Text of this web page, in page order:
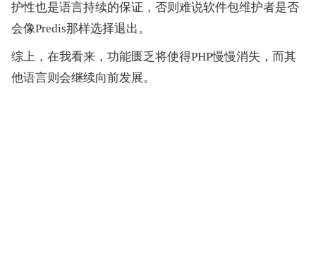
护性也是语言持续的保证，否则难说软件包维护者是否
会像Predis那样选择退出。
综上，在我看来，功能匮乏将使得PHP慢慢消失，而其
他语言则会继续向前发展。